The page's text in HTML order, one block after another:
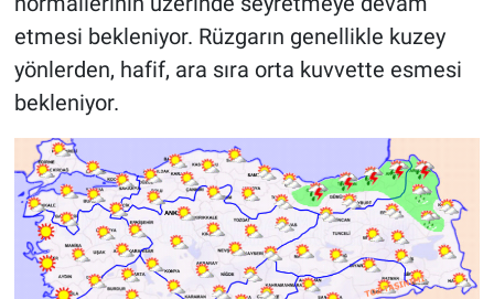
etmesi bekleniyor. Rüzgarın genellikle kuzey
yönlerden, hafif, ara sıra orta kuvvette esmesi
bekleniyor.